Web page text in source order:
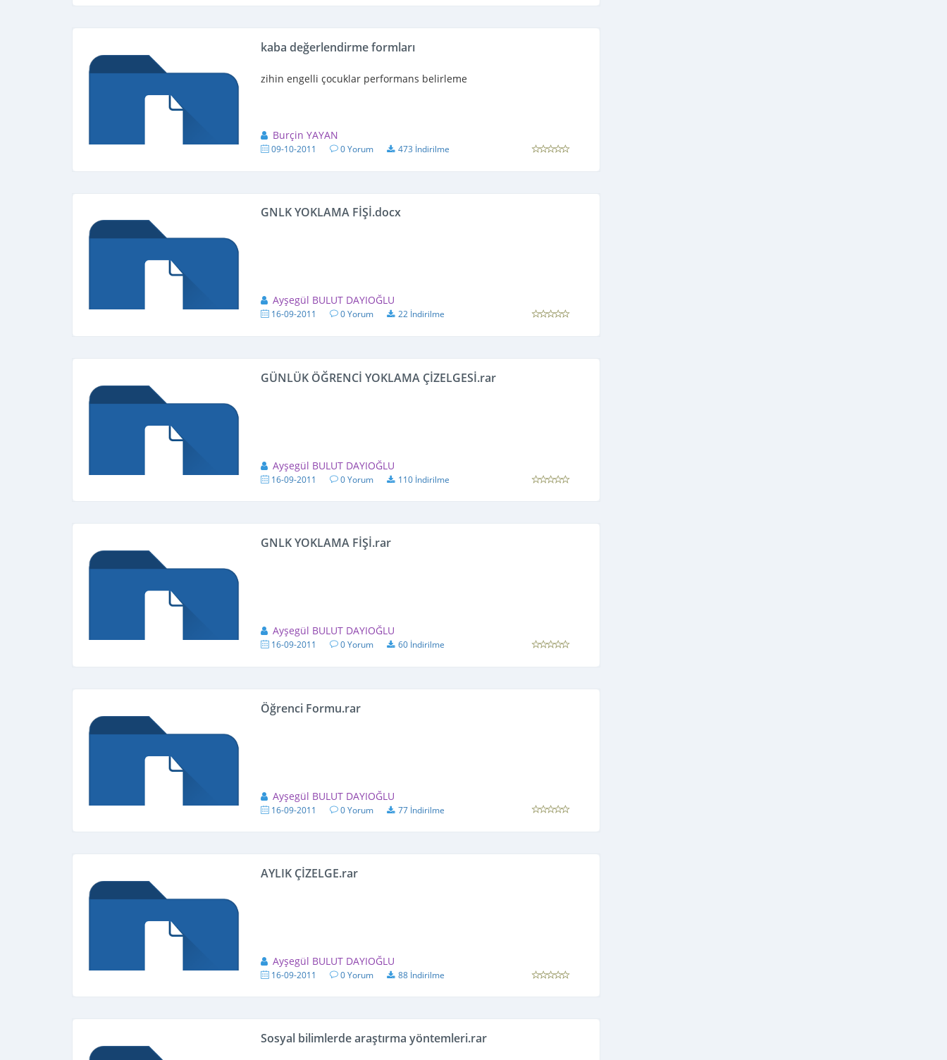
kaba değerlendirme formları
zihin engelli çocuklar performans belirleme
Burçin YAYAN
09-10-2011 0 Yorum 473 İndirilme
GNLK YOKLAMA FİŞİ.docx
Ayşegül BULUT DAYIOĞLU
16-09-2011 0 Yorum 22 İndirilme
GÜNLÜK ÖĞRENCİ YOKLAMA ÇİZELGESİ.rar
Ayşegül BULUT DAYIOĞLU
16-09-2011 0 Yorum 110 İndirilme
GNLK YOKLAMA FİŞİ.rar
Ayşegül BULUT DAYIOĞLU
16-09-2011 0 Yorum 60 İndirilme
Öğrenci Formu.rar
Ayşegül BULUT DAYIOĞLU
16-09-2011 0 Yorum 77 İndirilme
AYLIK ÇİZELGE.rar
Ayşegül BULUT DAYIOĞLU
16-09-2011 0 Yorum 88 İndirilme
Sosyal bilimlerde araştırma yöntemleri.rar